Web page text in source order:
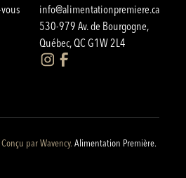
info@alimentationpremiere.ca
530-979 Av. de Bourgogne,
Québec, QC G1W 2L4
Conçu parWavency.Alimentation Première.